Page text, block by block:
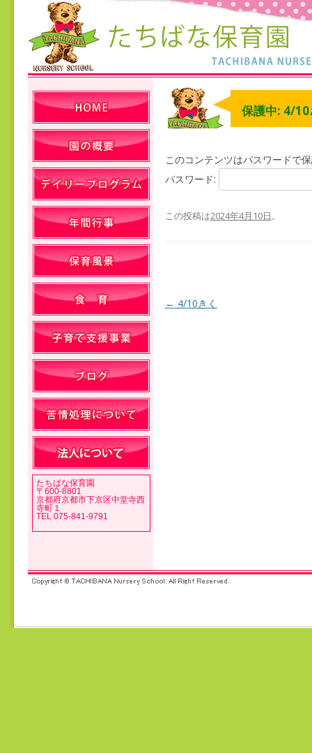
保護中: 4/10
このコンテンツはパスワードで
パスワード:
この投稿は2024年4月10日。
投稿ナビゲーション
← 4/10きく
たちばな保育園
〒600-8801
京都府京都市下京区中堂寺西
寺町１
TEL 075-841-9791